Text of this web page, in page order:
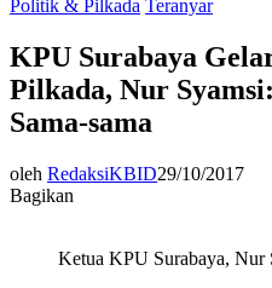
Politik & Pilkada Teranyar
KPU Surabaya
Pilkada, Nur
Sama-sama
oleh RedaksiKBID29/10/2017
Bagikan
Ketua KPU Surabaya, Nur